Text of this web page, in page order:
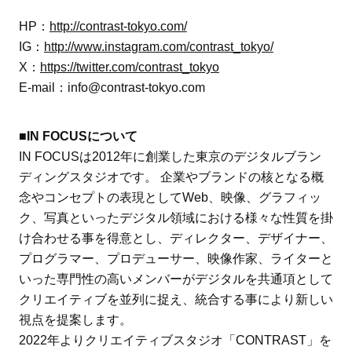
HP： http://contrast-tokyo.com/
IG： http://www.instagram.com/contrast_tokyo/
X： https://twitter.com/contrast_tokyo
E-mail：info@contrast-tokyo.com
■IN FOCUSについて
IN FOCUSは2012年に創業した東京のデジタルブラン
ディングスタジオです。 企業やブランドの核となる概
念やコンセプトの表現としてWeb、映像、グラフィッ
ク、写真といったデジタル領域における様々な性質を掛
け合わせる事を得意とし、ディレクター、デザイナー、
プログラマー、プロデューサー、映像作家、ライターと
いった専門性の高いメンバーがデジタルを共通項として
クリエイティブを並列に捉え、統合する事により新しい
視点を提案します。
2022年よりクリエイティブスタジオ「CONTRAST」を